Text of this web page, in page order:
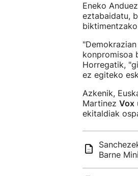
Eneko
eztabaidatu,
konpromisoa
Horregatik,
ez egiteko
Azkenik,
Martinez Vox
ekitaldiak
Barne